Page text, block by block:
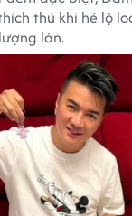
thú khi hé lộ
lớn.